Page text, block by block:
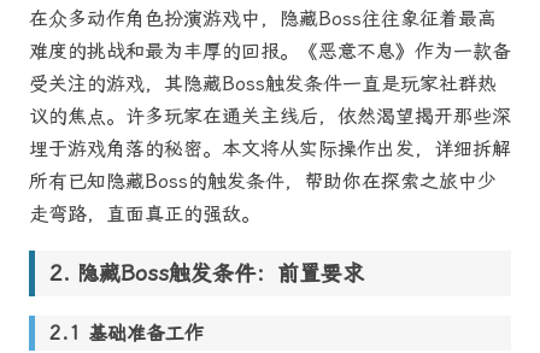
在众多动作角色扮演游戏中，隐藏Boss往往象征着最高
难度的挑战和最为丰厚的回报。《恶意不息》作为一款备
受关注的游戏，其隐藏Boss触发条件一直是玩家社群热
议的焦点。许多玩家在通关主线后，依然渴望揭开那些深
埋于游戏角落的秘密。本文将从实际操作出发，详细拆解
所有已知隐藏Boss的触发条件，帮助你在探索之旅中少
走弯路，直面真正的强敌。
隐藏Boss触发条件：前置要求
基础准备工作